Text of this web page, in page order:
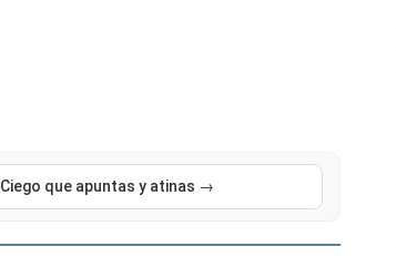
Ciego que apuntas y atinas →